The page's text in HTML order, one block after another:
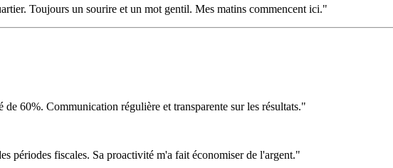
Toujours un sourire et un mot gentil. Mes matins commencent ici."
60%. Communication régulière et transparente sur les résultats."
périodes fiscales. Sa proactivité m'a fait économiser de l'argent."